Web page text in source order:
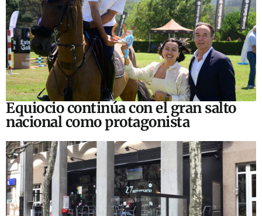
Equiocio continúa con el gran salto
nacional como protagonista